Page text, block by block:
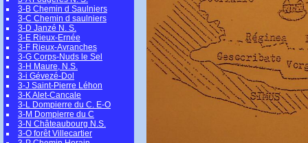
3-B Chemin d Saulniers
3-C Chemin d saulniers
3-D Janzé N. S.
3-E Rieux-Ernée
3-F Rieux-Avranches
3-G Corps-Nuds le Sel
3-H Maure, N.S.
3-i Gévezé-Dol
3-J Saint-Pierre Léhon
3-K Alet-Cancale
3-L Dompierre du C. E-O
3-M Dompierre du C
3-N Châteaubourg N.S.
3-O forêt Villecartier